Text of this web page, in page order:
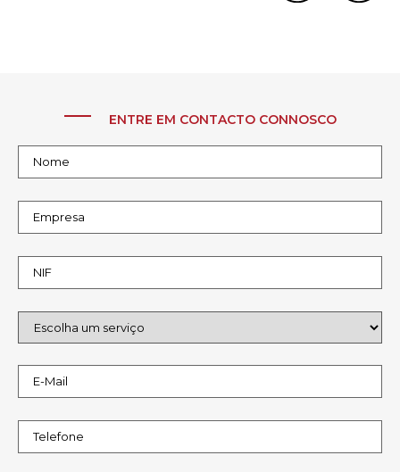
ENTRE EM CONTACTO CONNOSCO